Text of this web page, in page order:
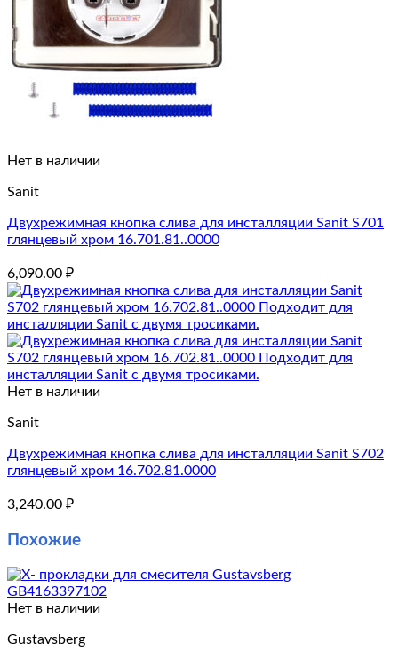
Нет в наличии
Sanit
Двухрежимная кнопка слива для инсталляции Sanit S701
глянцевый хром 16.701.81..0000
6,090.00 ₽
Нет в наличии
Sanit
Двухрежимная кнопка слива для инсталляции Sanit S702
глянцевый хром 16.702.81.0000
3,240.00 ₽
Похожие
Нет в наличии
Gustavsberg